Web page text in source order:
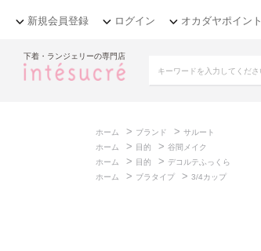
新規会員登録 ログイン オカダヤポイント
下着・ランジェリーの専門店
ホーム > ブランド > サルート
ホーム
> 目的 > 谷間メイク
ホーム
> 目的 > デコルテふっくら
ホーム
> ブラタイプ > 3/4カップ